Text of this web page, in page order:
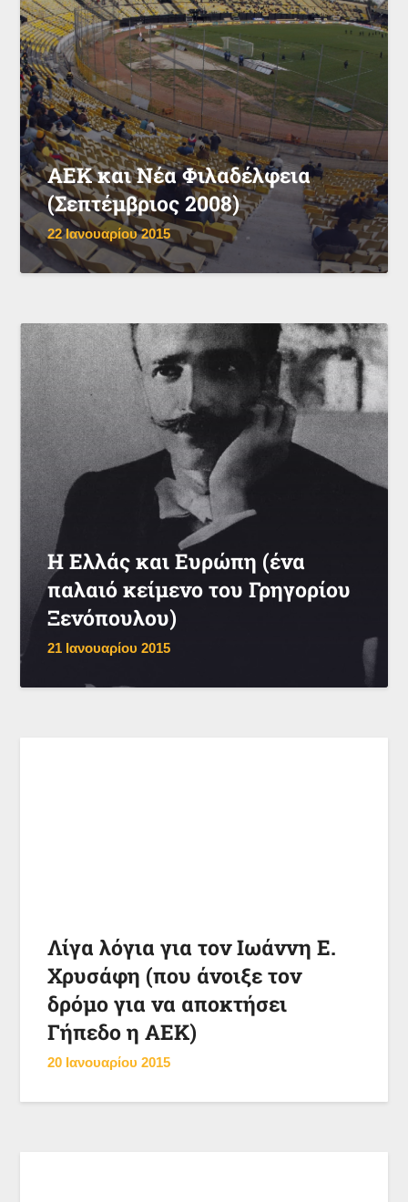
ΑΕΚ και Νέα Φιλαδέλφεια
(Σεπτέμβριος 2008)
22 Ιανουαρίου 2015
Η Ελλάς και Ευρώπη (ένα
παλαιό κείμενο του Γρηγορίου
Ξενόπουλου)
21 Ιανουαρίου 2015
Λίγα λόγια για τον Ιωάννη Ε.
Χρυσάφη (που άνοιξε τον
δρόμο για να αποκτήσει
Γήπεδο η ΑΕΚ)
20 Ιανουαρίου 2015